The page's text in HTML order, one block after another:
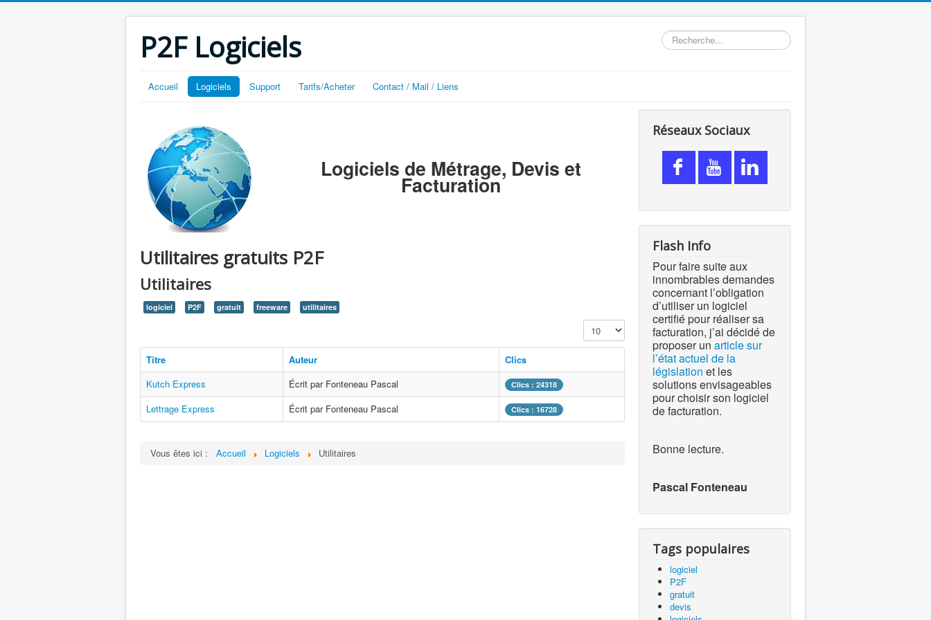
P2F Logiciels Rechercher
Accueil Logiciels Support Tarifs/Acheter Contact / Mail / Liens
Logiciels de Métrage, Devis et
Facturation
Utilitaires gratuits P2F
Utilitaires
logiciel P2F gratuit freeware utilitaires
Affichage #
Titre Auteur
Clics
Kutch Express
Écrit par Fonteneau Pascal Clics : 24318
Lettrage Express Écrit par Fonteneau Pascal Clics : 16728
Vous êtes ici : Accueil Logiciels Utilitaires
Réseaux Sociaux
Flash Info
Pour faire suite aux
innombrables demandes
concernant l’obligation
d’utiliser un logiciel
certifié pour réaliser sa
facturation, j’ai décidé de
proposer un article sur
l’état actuel de la
législation et les
solutions envisageables
pour choisir son logiciel
de facturation.
Bonne lecture.
Pascal Fonteneau
Tags populaires
logiciel
P2F
gratuit
devis